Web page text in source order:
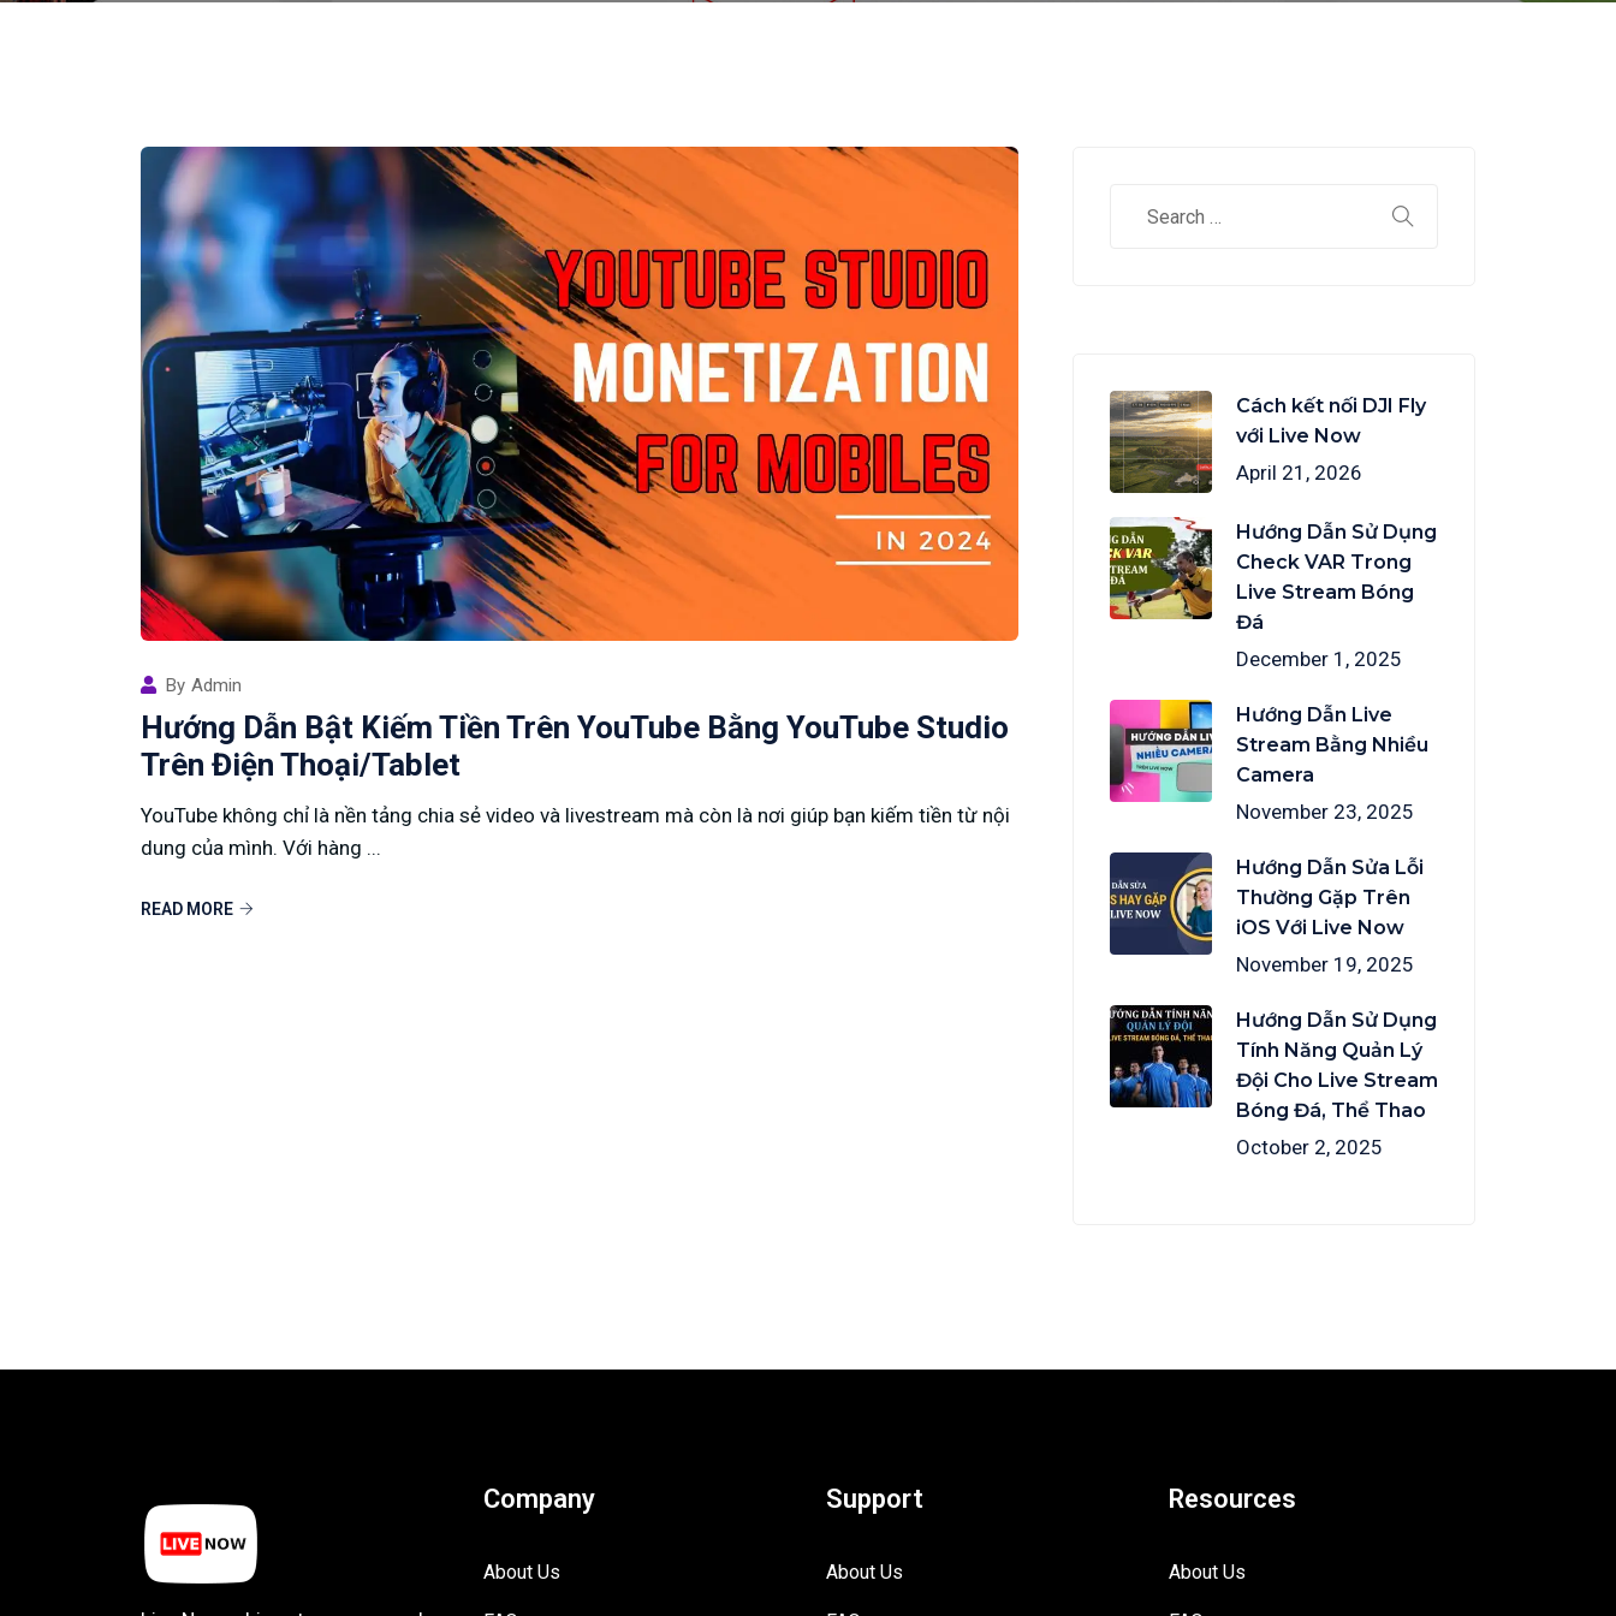
By Admin
Hướng Dẫn Bật Kiếm Tiền Trên YouTube Bằng YouTube Studio
Trên Điện Thoại/Tablet
YouTube không chỉ là nền tảng chia sẻ video và livestream mà còn là nơi giúp bạn kiếm tiền từ nội
dung của mình. Với hàng ...
READ MORE
Cách kết nối DJI Fly
với Live Now
April 21, 2026
Hướng Dẫn Sử Dụng
Check VAR Trong
Live Stream Bóng
Đá
December 1, 2025
Hướng Dẫn Live
Stream Bằng Nhiều
Camera
November 23, 2025
Hướng Dẫn Sửa Lỗi
Thường Gặp Trên
iOS Với Live Now
November 19, 2025
Hướng Dẫn Sử Dụng
Tính Năng Quản Lý
Đội Cho Live Stream
Bóng Đá, Thể Thao
October 2, 2025
Company
About Us
Support
About Us
Resources
About Us